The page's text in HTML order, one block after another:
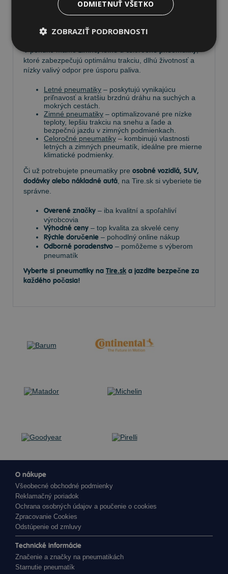
Ponúkameprémiové značky, akoContinental ,Barum
Michelin ,Pirelli,DunlopaNokian.
V ponuke máme zimné, letné a celoročné pneumatiky
ktoré zabezpečujú optimálnu trakciu, dlhú životnosť a
nízky valivý odpor pre úsporu paliva.
Letné pneumatiky – poskytujú vynikajúcu
priľnavosť a kratšiu brzdnú dráhu na suchých a
mokrých cestách.
Zimné pneumatiky – optimalizované pre nízke
teploty, lepšiu trakciu na snehu a ľade a
bezpečnú jazdu v zimných podmienkach.
Celoročné pneumatiky – kombinujú vlastnosti
letných a zimných pneumatík, ideálne pre mierne
klimatické podmienky.
Či už potrebujete pneumatiky pre osobné vozidlá, SUV,
dodávky alebo nákladné autá , na Tire.sk si vyberiete tie
správne.
Overené značky – iba kvalitní a spoľahliví
výrobcovia
Výhodné ceny – top kvalita za skvelé ceny
Rýchle doručenie – pohodlný online nákup
Odborné poradenstvo – pomôžeme s výberom
pneumatík
Vyberte si pneumatiky na Tire.sk a jazdite bezpečne za
každého počasia!
O nákupe
Všeobecné obchodné podmienky
Reklamačný poriadok
Ochrana osobných údajov a poučenie o cookies
Zpracovanie Cookies
Odstúpenie od zmluvy
Technické informácie
Značenie a značky na pneumatikách
Starnutie pneumatík
ODMIETNUŤ VŠETKO
ZOBRAZIŤ PODROBNOSTI